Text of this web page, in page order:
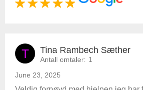
T Tina Rambech Sæther
Antall omtaler: 1
June 23, 2025